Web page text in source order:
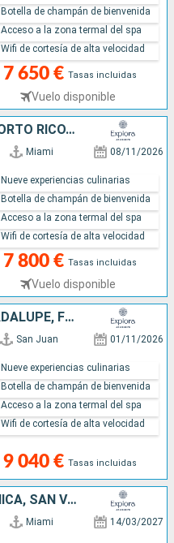
7 650 € Tasas incluidas
Vuelo disponible
Botella de champán de bienvenida
Acceso a la zona termal del spa
Wifi de cortesía de alta velocidad
FRANCIA, JOST VAN DYKE, PORTO RICO, ANGUILLA, ANTIGUA Y BARBUDA, REPÚBLICA DOMINICANA, ESTADOS UNIDOS
Miami 08/11/2026
7 800 € Tasas incluidas
Vuelo disponible
Nueve experiencias culinarias
Botella de champán de bienvenida
Acceso a la zona termal del spa
Wifi de cortesía de alta velocidad
PORTO RICO, TÓRTOLA, GUADALUPE, FRANCIA, ESTADOS UNIDOS, REPÚBLICA DOMINICANA, JOST VAN DYKE
San Juan 01/11/2026
9 040 € Tasas incluidas
Nueve experiencias culinarias
Botella de champán de bienvenida
Acceso a la zona termal del spa
Wifi de cortesía de alta velocidad
ANTIGUA Y BARBUDA, DOMINICA, SAN VINCENT Y LAS GRANADINAS, BARBADOS, GRENADA, SANTA LUCIA, MARTINICA, FRANCIA, ESTADOS UNIDOS
Miami 14/03/2027